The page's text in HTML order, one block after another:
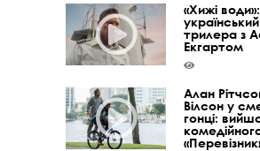
«Хижі
трилера з
Екгартом
Алан
Вілсон у
гонці: